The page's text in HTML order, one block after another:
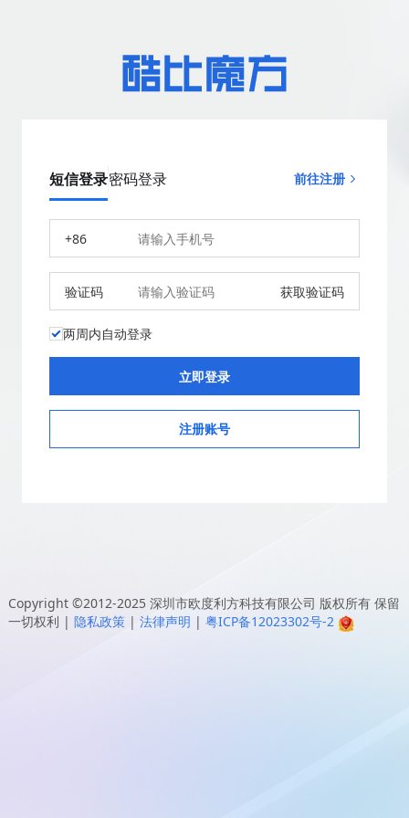
短信登录密码登录 前往注册
+86
验证码 获取验证码
两周内自动登录
注册账号
Copyright ©2012-2025 深圳市欧度利方科技有限公司 版权所有 保留
一切权利 | 隐私政策 | 法律声明 | 粤ICP备12023302号-2